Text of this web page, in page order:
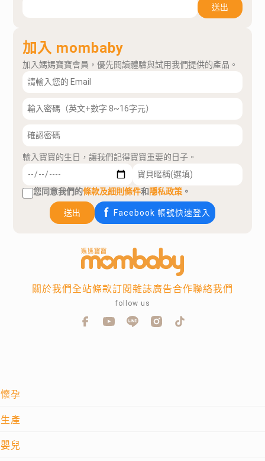
送出
加入 mombaby
加入媽媽寶寶會員，優先閱讀體驗與試用我們提供的產品。
輸入寶寶的生日，讓我們記得寶寶重要的日子。
您同意我們的條款及細則條件和隱私政策 。
送出 Facebook 帳號快速登入
懷孕
生產
嬰兒
關於我們全站條款訂閱雜誌廣告合作聯絡我們
follow us